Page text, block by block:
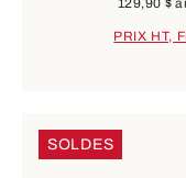
129,90 $
PRIX HT,
SOLDES